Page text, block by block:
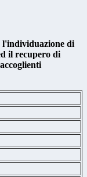
l'individuazione di
il recupero di